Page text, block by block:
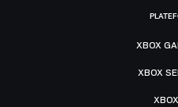
XBOX
XBOX